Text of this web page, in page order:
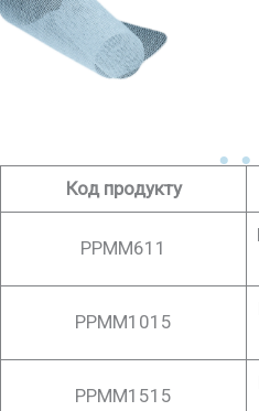
Код продукту
PPMM611
PPMM1015
PPMM1515